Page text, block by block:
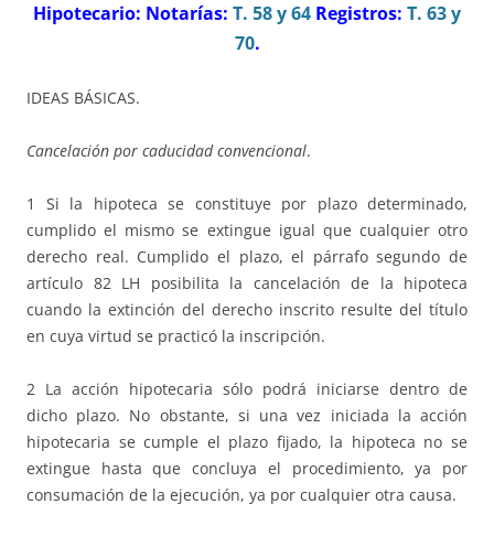
Hipotecario: Notarías: T. 58y 64 Registros: T. 63y
70.
IDEAS BÁSICAS.
Cancelación por caducidad convencional.
1 Si la hipoteca se constituye por plazo determinado,
cumplido el mismo se extingue igual que cualquier otro
derecho real. Cumplido el plazo, el párrafo segundo de
artículo 82 LH posibilita la cancelación de la hipoteca
cuando la extinción del derecho inscrito resulte del título
en cuya virtud se practicó la inscripción.
2 La acción hipotecaria sólo podrá iniciarse dentro de
dicho plazo. No obstante, si una vez iniciada la acción
hipotecaria se cumple el plazo fijado, la hipoteca no se
extingue hasta que concluya el procedimiento, ya por
consumación de la ejecución, ya por cualquier otra causa.